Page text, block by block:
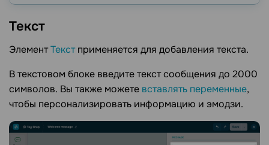
Текст
ЭлементТекстприменяется для добавления текста.
В текстовом блоке введите текст сообщения до 2000
символов. Вы также можете вставлять переменные,
чтобы персонализировать информацию и эмодзи.